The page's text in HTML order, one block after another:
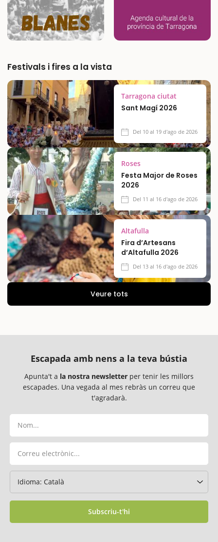
Festivals i fires a la vista
Tarragona ciutat
Sant Magí 2026
Del 10 al 19 d'ago de 2026
Roses
Festa Major de Roses
2026
Del 11 al 16 d'ago de 2026
Altafulla
Fira d’Artesans
d’Altafulla 2026
Del 13 al 16 d'ago de 2026
Veure tots
Escapada amb nens a la teva bústia
Apunta't a la nostra newsletter per tenir les millors
escapades. Una vegada al mes rebràs un correu que
t'agradarà.
Subscriu-t'hi